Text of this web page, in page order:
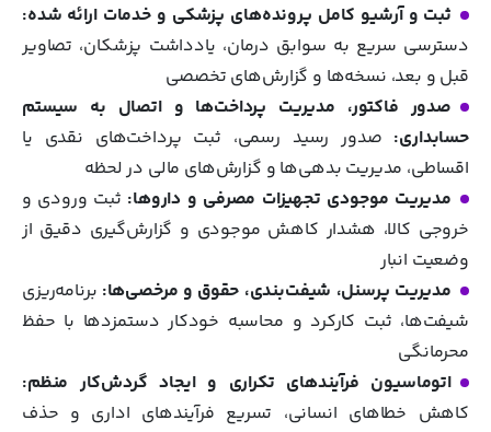
ثبت و آرشیو کامل پرونده‌های پزشکی و خدمات ارائه‌ شده:
دسترسی سریع به سوابق درمان، یادداشت پزشکان، تصاویر
قبل و بعد، نسخه‌ها و گزارش‌های تخصصی
صدور فاکتور، مدیریت پرداخت‌ها و اتصال به سیستم
حسابداری: صدور رسید رسمی، ثبت پرداخت‌های نقدی یا
اقساطی، مدیریت بدهی‌ها و گزارش‌های مالی در لحظه
مدیریت موجودی تجهیزات مصرفی و داروها: ثبت ورودی و
خروجی کالا، هشدار کاهش موجودی و گزارش‌گیری دقیق از
وضعیت انبار
مدیریت پرسنل، شیفت‌بندی، حقوق و مرخصی‌ها: برنامه‌ریزی
شیفت‌ها، ثبت کارکرد و محاسبه خودکار دستمزدها با حفظ
محرمانگی
اتوماسیون فرآیندهای تکراری و ایجاد گردش‌کار منظم:
کاهش خطاهای انسانی، تسریع فرآیندهای اداری و حذف